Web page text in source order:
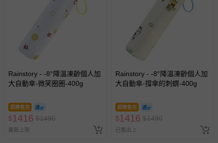
Rainstory - -8°降溫凍齡個人加
大自動傘-微笑圈圈-400g
即將售完
$1416 $1490
最新上架
Rainstory - -8°降溫凍齡個人加
大自動傘-撐傘的刺蝟-400g
即將售完
$1416 $1490
已售出 2